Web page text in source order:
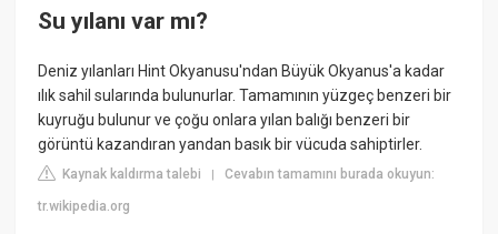
Su yılanı var mı?
Deniz yılanları Hint Okyanusu'ndan Büyük Okyanus'a kadar
ılık sahil sularında bulunurlar. Tamamının yüzgeç benzeri bir
kuyruğu bulunur ve çoğu onlara yılan balığı benzeri bir
görüntü kazandıran yandan basık bir vücuda sahiptirler.
Kaynak kaldırma talebi |Cevabın tamamını burada okuyun:
tr.wikipedia.org